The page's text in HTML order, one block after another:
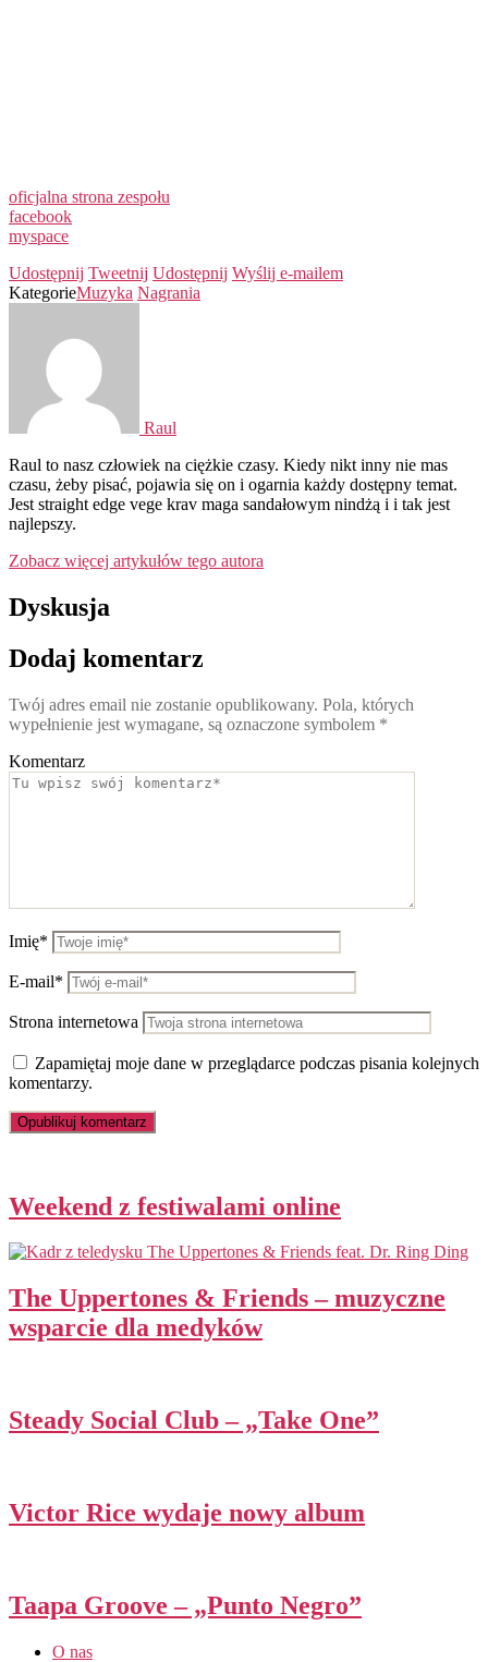
oficjalna strona zespołu
facebook
myspace
Udostępnij Tweetnij Udostępnij Wyślij e-mailem
KategorieMuzyka Nagrania
Raul
Raul to nasz człowiek na ciężkie czasy. Kiedy nikt inny nie mas
czasu, żeby pisać, pojawia się on i ogarnia każdy dostępny temat.
Jest straight edge vege krav maga sandałowym nindżą i i tak jest
najlepszy.
Zobacz więcej artykułów tego autora
Dyskusja
Dodaj komentarz
Twój adres email nie zostanie opublikowany. Pola, których
wypełnienie jest wymagane, są oznaczone symbolem *
Komentarz
Imię*
E-mail*
Strona internetowa
Zapamiętaj moje dane w przeglądarce podczas pisania kolejnych
komentarzy.
Weekend z festiwalami online
The Uppertones & Friends – muzyczne
wsparcie dla medyków
Steady Social Club – „Take One”
Victor Rice wydaje nowy album
Taapa Groove – „Punto Negro”
O nas